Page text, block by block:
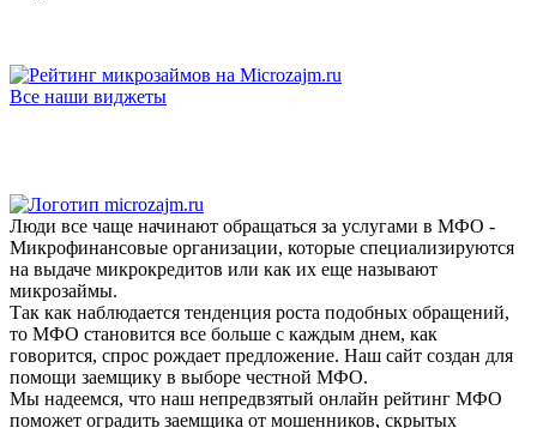
Все наши виджеты
Люди все чаще начинают обращаться за услугами в МФО -
Микрофинансовые организации, которые специализируются
на выдаче микрокредитов или как их еще называют
микрозаймы.
Так как наблюдается тенденция роста подобных обращений,
то МФО становится все больше с каждым днем, как
говорится, спрос рождает предложение. Наш сайт создан для
помощи заемщику в выборе честной МФО.
Мы надеемся, что наш непредвзятый онлайн рейтинг МФО
поможет оградить заемщика от мошенников, скрытых